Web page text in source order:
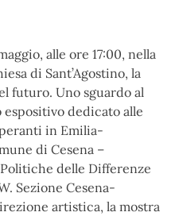
alle ore 17:00, nella
di Sant’Agostino, la
futuro. Uno sguardo al
espositivo dedicato alle
in Emilia-
di Cesena –
delle Differenze
Sezione Cesena-
artistica, la mostra